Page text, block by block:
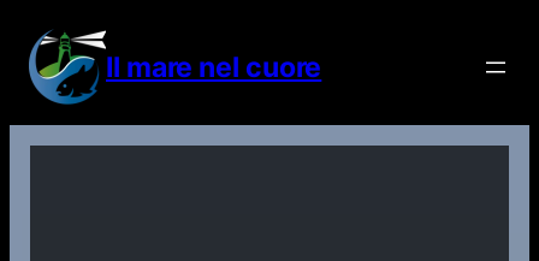
contenuto
Il mare nel cuore